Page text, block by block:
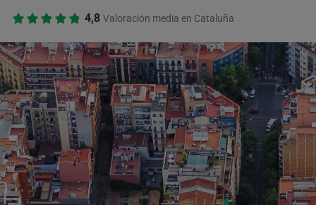
4,8 Valoración media en Cataluña